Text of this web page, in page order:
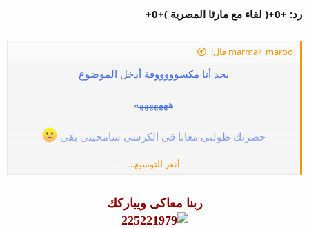
رد: +0+( لقاء مع مارثا المصرية )+0+
marmar_maroo قال:
بجد أنا مكسوووووفة أدخل الموضوع
هههههههه
حضرتك طولتى معانا فى الكرسى سامحينى بقى
وبحد حضرتك شخصية انا مبسوطة انى أتعرفت عليها جداااااااا
وكل أجوبتك جميلة
أنقر للتوسيع...
ربنا معاكى ويباركك